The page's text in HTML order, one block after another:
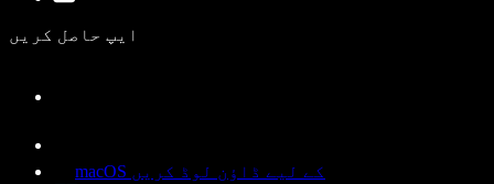
ایپ حاصل کریں
macOS کے لیے ڈاؤن لوڈ کریں